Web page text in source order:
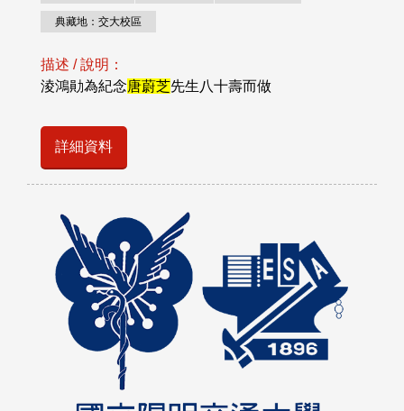
典藏地：交大校區
描述 / 說明：
淩鴻勛為紀念唐蔚芝先生八十壽而做
詳細資料